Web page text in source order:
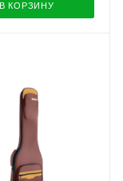
В КОРЗИНУ